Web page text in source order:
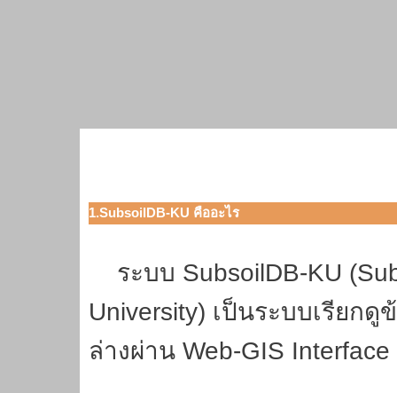
1.SubsoilDB-KU คืออะไร
ระบบ SubsoilDB-KU
University) เป็นระบบเรียก
ล่างผ่าน Web-GIS